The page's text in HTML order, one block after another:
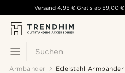
Suchen
Versand 4,95 € Gratis ab 59,00 €
Armbänder Edelstahl Armbänder